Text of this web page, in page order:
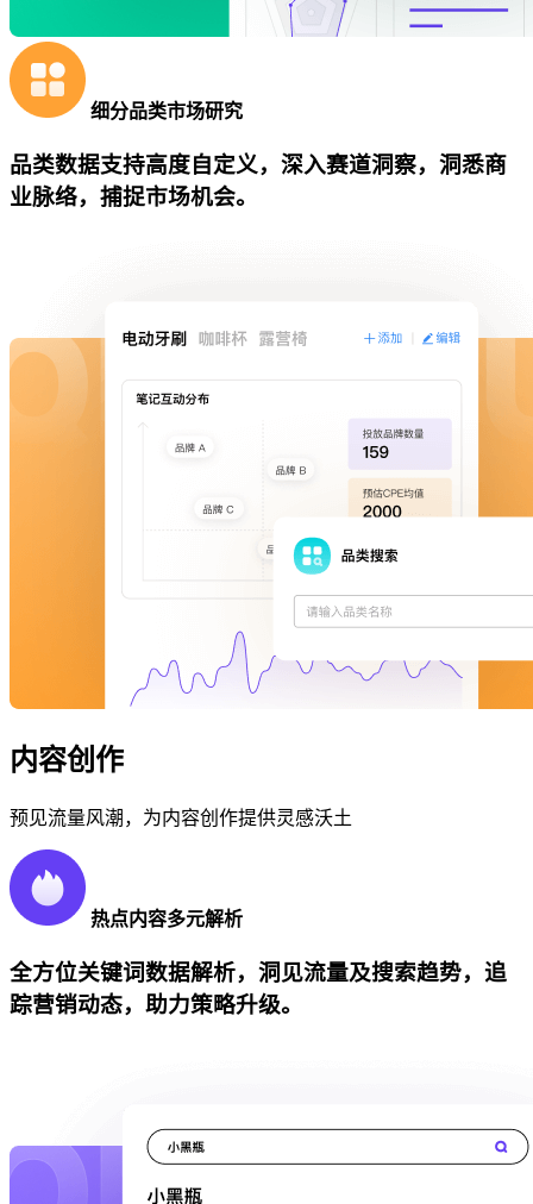
细分品类市场研究
品类数据支持高度自定义，深入赛道洞察，洞悉商
业脉络，捕捉市场机会。
内容创作
预见流量风潮，为内容创作提供灵感沃土
热点内容多元解析
全方位关键词数据解析，洞见流量及搜索趋势，追
踪营销动态，助力策略升级。